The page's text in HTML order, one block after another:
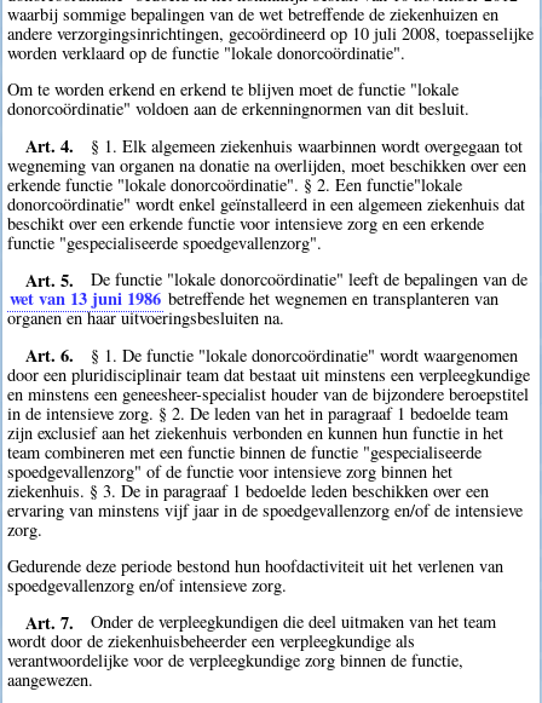
waarbij sommige bepalingen van de wet betreffende de ziekenhuizen en
andere verzorgingsinrichtingen, gecoördineerd op 10 juli 2008, toepasselijke
worden verklaard op de functie "lokale donorcoördinatie".
Om te worden erkend en erkend te blijven moet de functie "lokale
donorcoördinatie" voldoen aan de erkenningnormen van dit besluit.
Art. 4.
§ 1. Elk algemeen ziekenhuis waarbinnen wordt overgegaan tot
wegneming van organen na donatie na overlijden, moet beschikken over een
erkende functie "lokale donorcoördinatie". § 2. Een functie"lokale
donorcoördinatie" wordt enkel geïnstalleerd in een algemeen ziekenhuis dat
beschikt over een erkende functie voor intensieve zorg en een erkende
functie "gespecialiseerde spoedgevallenzorg".
Art. 5. De functie "lokale donorcoördinatie" leeft de bepalingen van de
wet van 13 juni 1986 betreffende het wegnemen en transplanteren van
organen en haar uitvoeringsbesluiten na.
Art. 6.
§ 1. De functie "lokale donorcoördinatie" wordt waargenomen
door een pluridisciplinair team dat bestaat uit minstens een verpleegkundige
en minstens een geneesheer-specialist houder van de bijzondere beroepstitel
in de intensieve zorg. § 2. De leden van het in paragraaf 1 bedoelde team
zijn exclusief aan het ziekenhuis verbonden en kunnen hun functie in het
team combineren met een functie binnen de functie "gespecialiseerde
spoedgevallenzorg" of de functie voor intensieve zorg binnen het
ziekenhuis. § 3. De in paragraaf 1 bedoelde leden beschikken over een
ervaring van minstens vijf jaar in de spoedgevallenzorg en/of de intensieve
zorg.
Gedurende deze periode bestond hun hoofdactiviteit uit het verlenen van
spoedgevallenzorg en/of intensieve zorg.
Art. 7.
Onder de verpleegkundigen die deel uitmaken van het team
wordt door de ziekenhuisbeheerder een verpleegkundige als
verantwoordelijke voor de verpleegkundige zorg binnen de functie,
aangewezen.